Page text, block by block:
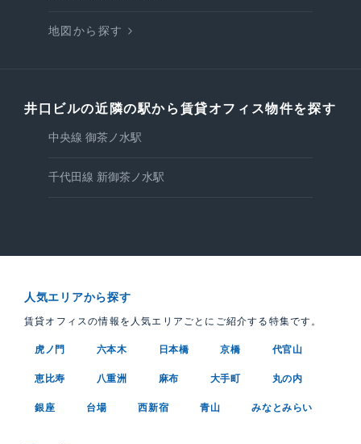
地図から探す
井口ビルの近隣の駅から賃貸オフィス物件を探す
中央線 御茶ノ水駅
千代田線 新御茶ノ水駅
人気エリアから探す
賃貸オフィスの情報を人気エリアごとにご紹介する特集です。
虎ノ門 六本木 日本橋 京橋 代官山
恵比寿 八重洲 麻布 大手町 丸の内
銀座 台場 西新宿 青山 みなとみらい